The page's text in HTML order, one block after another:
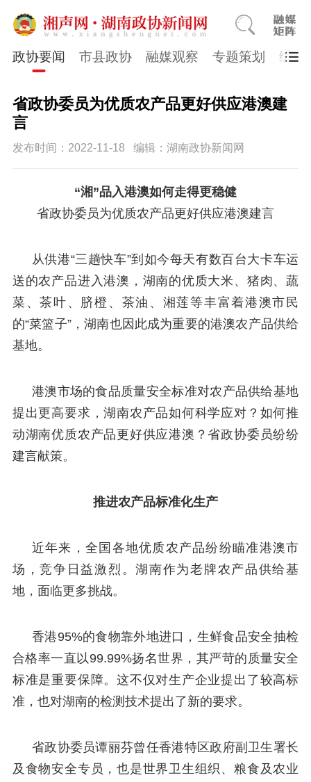
政协要闻 市县政协 融媒观察 专题策划 综合
省政协委员为优质农产品更好供应港澳建
言
发布时间：2022-11-18 编辑：湖南政协新闻网
“湘”品入港澳如何走得更稳健
省政协委员为优质农产品更好供应港澳建言
从供港“三趟快车”到如今每天有数百台大卡车运
送的农产品进入港澳，湖南的优质大米、猪肉、蔬
菜、茶叶、脐橙、茶油、湘莲等丰富着港澳市民
的“菜篮子”，湖南也因此成为重要的港澳农产品供给
基地。
港澳市场的食品质量安全标准对农产品供给基地
提出更高要求，湖南农产品如何科学应对？如何推
动湖南优质农产品更好供应港澳？省政协委员纷纷
建言献策。
推进农产品标准化生产
近年来，全国各地优质农产品纷纷瞄准港澳市
场，竞争日益激烈。湖南作为老牌农产品供给基
地，面临更多挑战。
香港95%的食物靠外地进口，生鲜食品安全抽检
合格率一直以99.99%扬名世界，其严苛的质量安全
标准是重要保障。这不仅对生产企业提出了较高标
准，也对湖南的检测技术提出了新的要求。
省政协委员谭丽芬曾任香港特区政府副卫生署长
及食物安全专员，也是世界卫生组织、粮食及农业